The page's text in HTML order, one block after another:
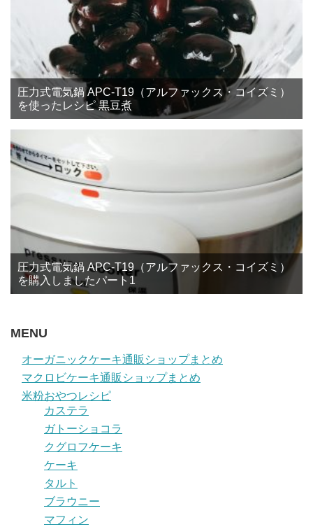
圧力式電気鍋 APC-T19（アルファックス・コイズミ）
を使ったレシピ 黒豆煮
圧力式電気鍋 APC-T19（アルファックス・コイズミ）
を購入しましたパート1
MENU
オーガニックケーキ通販ショップまとめ
マクロビケーキ通販ショップまとめ
米粉おやつレシピ
カステラ
ガトーショコラ
クグロフケーキ
ケーキ
タルト
ブラウニー
マフィン